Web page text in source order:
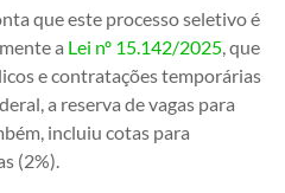
que este processo seletivo é
a Lei nº 15.142/2025 , que
e contratações temporárias
a reserva de vagas para
incluiu cotas para
(2%).